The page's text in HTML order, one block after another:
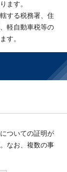
ます。
する税務署、住
軽自動車税等の
す。
ついての証明が
なお、複数の事